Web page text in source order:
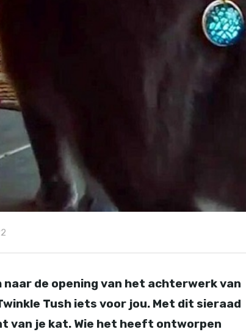
de opening van het achterwerk van
Tush iets voor jou. Met dit sieraad
van je kat. Wie het heeft ontworpen